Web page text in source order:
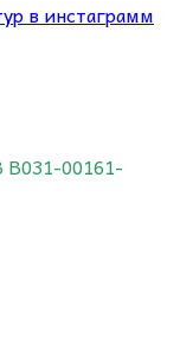
В031-00161-